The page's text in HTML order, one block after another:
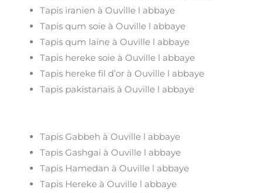
Tapis iranien à Ouville l abbaye
Tapis qum soie à Ouville l abbaye
Tapis qum laine à Ouville l abbaye
Tapis hereke soie à Ouville l abbaye
Tapis hereke fil d’or à Ouville l abbaye
Tapis pakistanais à Ouville l abbaye
Tapis Gabbeh à Ouville l abbaye
Tapis Gashgai à Ouville l abbaye
Tapis Hamedan à Ouville l abbaye
Tapis Hereke à Ouville l abbaye